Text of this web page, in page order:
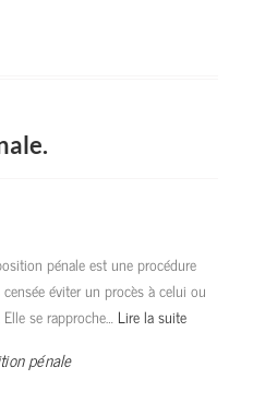
pénale est une procédure
éviter un procès à celui ou
se rapproche… Lire la suite
pénale